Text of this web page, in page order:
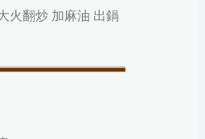
火翻炒 加麻油 出鍋